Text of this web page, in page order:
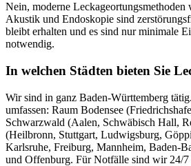
Nein, moderne Leckageortungsmethoden
Akustik und Endoskopie sind
bleibt erhalten und es sind nur minimale
notwendig.
In welchen Städten bieten Sie
Wir sind in ganz Baden-Württemberg
umfassen: Raum Bodensee
Schwarzwald (Aalen, Schwäbisch Hall,
(Heilbronn, Stuttgart, Ludwigsburg,
Karlsruhe, Freiburg, Mannheim, Baden-
und Offenburg. Für Notfälle sind wir 24/7